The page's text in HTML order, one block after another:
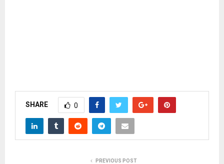
SHARE 0
PREVIOUS POST